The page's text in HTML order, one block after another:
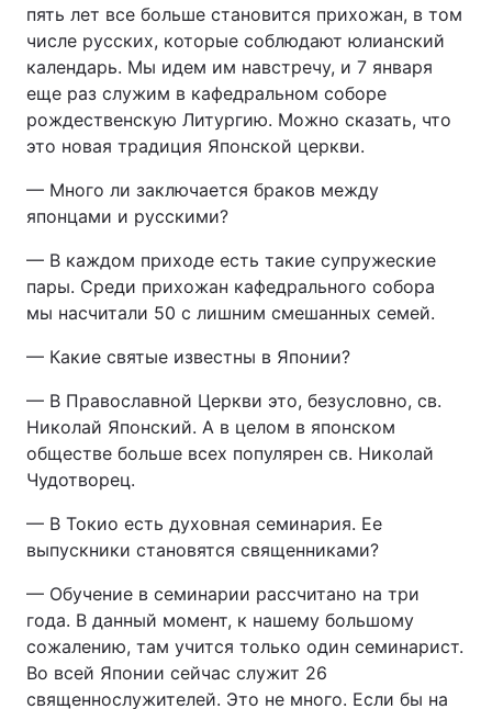
пять лет все больше становится прихожан, в том
числе русских, которые соблюдают юлианский
календарь. Мы идем им навстречу, и 7 января
еще раз служим в кафедральном соборе
рождественскую Литургию. Можно сказать, что
это новая традиция Японской церкви.
— Много ли заключается браков между
японцами и русскими?
— В каждом приходе есть такие супружеские
пары. Среди прихожан кафедрального собора
мы насчитали 50 с лишним смешанных семей.
— Какие святые известны в Японии?
— В Православной Церкви это, безусловно, св.
Николай Японский. А в целом в японском
обществе больше всех популярен св. Николай
Чудотворец.
— В Токио есть духовная семинария. Ее
выпускники становятся священниками?
— Обучение в семинарии рассчитано на три
года. В данный момент, к нашему большому
сожалению, там учится только один семинарист.
Во всей Японии сейчас служит 26
священнослужителей. Это не много. Если бы на